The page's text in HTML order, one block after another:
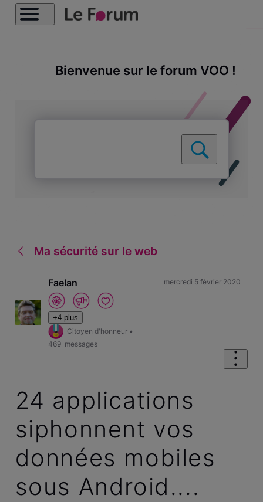
Bienvenue sur le forum VOO !
Ma sécurité sur le web
Faelan
+4 plus
Citoyen d'honneur •
469 messages
mercredi 5 février 2020
24 applications
siphonnent vos
données mobiles
sous Android....